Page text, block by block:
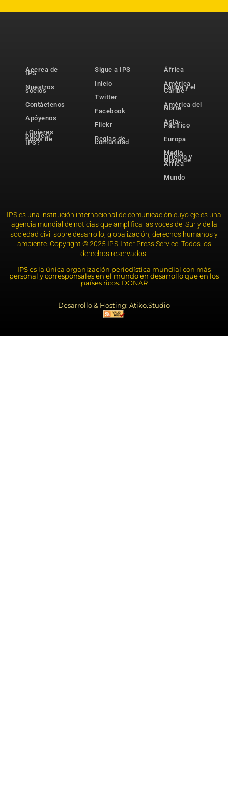
Acerca de
IPS
Nuestros
socios
Contáctenos
Apóyenos
¿Quieres
publicar
notas de
IPS?
Sigue a IPS
Inicio
Twitter
Facebook
Flickr
Reglas de
comunidad
África
América
Latina y el
Caribe
América del
Norte
Asia-
Pacífico
Europa
Medio
Oriente y
Norte de
África
Mundo
IPS es una institución internacional de comunicación cuyo eje es una
agencia mundial de noticias que amplifica las voces del Sur y de la
sociedad civil sobre desarrollo, globalización, derechos humanos y
ambiente. Copyright © 2025 IPS-Inter Press Service. Todos los
derechos reservados.
IPS es la única organización periodística mundial con más
personal y corresponsales en el mundo en desarrollo que en los
países ricos. DONAR
Desarrollo & Hosting: Atiko.Studio